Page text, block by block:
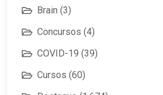
Brain (3)
Concursos (4)
COVID-19 (39)
Cursos (60)